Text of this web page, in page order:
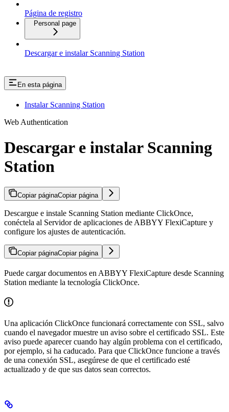
Página de registro
Personal page
Descargar e instalar Scanning Station
En esta página
Instalar Scanning Station
Web Authentication
Descargar e instalar Scanning
Station
Copiar páginaCopiar página
Descargue e instale Scanning Station mediante ClickOnce,
conéctela al Servidor de aplicaciones de ABBYY FlexiCapture y
configure los ajustes de autenticación.
Copiar páginaCopiar página
Puede cargar documentos en ABBYY FlexiCapture desde Scanning
Station mediante la tecnología ClickOnce.
Una aplicación ClickOnce funcionará correctamente con SSL, salvo
cuando el navegador muestre un aviso sobre el certificado SSL. Este
aviso puede aparecer cuando hay algún problema con el certificado,
por ejemplo, si ha caducado. Para que ClickOnce funcione a través
de una conexión SSL, asegúrese de que el certificado esté
actualizado y de que sus datos sean correctos.